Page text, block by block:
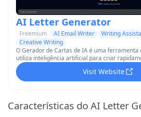
AI Letter Generator
Freemium AI Email Writer
Writing
Creative Writing
O Gerador de Cartas de IA é uma
utiliza inteligência artificial para criar
profissionais e personalizadas para fins
acadêmicos.
Visit Website
Características do AI Letter